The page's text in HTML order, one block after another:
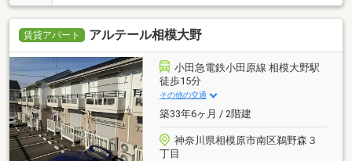
賃貸アパート アルテール相模大野
小田急電鉄小田原線 相模大野駅
徒歩15分
その他の交通
築33年6ヶ月 / 2階建
神奈川県相模原市南区鵜野森３
丁目